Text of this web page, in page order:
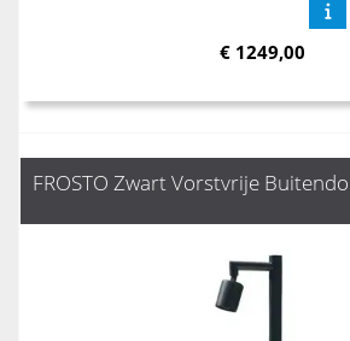
€ 1249,00
FROSTO Zwart Vorstvrije